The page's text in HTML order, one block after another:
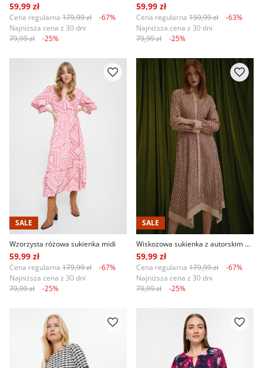
59,99 zł
Cena regularna 179,99 zł
-67%
Najniższa cena z 30 dni
79,99 zł
-25%
59,99 zł
Cena regularna 159,99 zł
-63%
Najniższa cena z 30 dni
79,99 zł
-25%
SALE
Wzorzysta różowa sukienka midi
59,99 zł
Cena regularna 179,99 zł
-67%
Najniższa cena z 30 dni
79,99 zł
-25%
SALE
Wiskozowa sukienka z autorskim printem
59,99 zł
Cena regularna 179,99 zł
-67%
Najniższa cena z 30 dni
79,99 zł
-25%